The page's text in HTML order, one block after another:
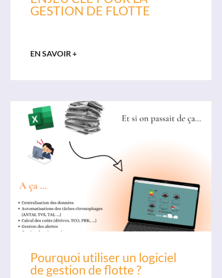
GESTION DE FLOTTE
EN SAVOIR +
Pourquoi utiliser un logiciel
de gestion de flotte ?
Support